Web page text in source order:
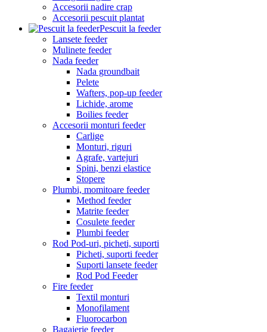
Accesorii nadire crap
Accesorii pescuit plantat
Pescuit la feeder
Lansete feeder
Mulinete feeder
Nada feeder
Nada groundbait
Pelete
Wafters, pop-up feeder
Lichide, arome
Boilies feeder
Accesorii monturi feeder
Carlige
Monturi, riguri
Agrafe, vartejuri
Spini, benzi elastice
Stopere
Plumbi, momitoare feeder
Method feeder
Matrite feeder
Cosulete feeder
Plumbi feeder
Rod Pod-uri, picheti, suporti
Picheti, suporti feeder
Suporti lansete feeder
Rod Pod Feeder
Fire feeder
Textil monturi
Monofilament
Fluorocarbon
Bagajerie feeder